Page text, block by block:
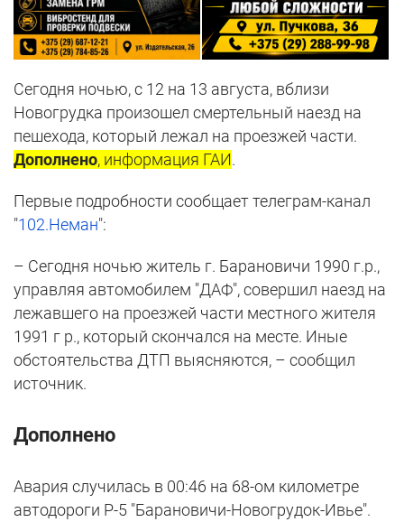
Сегодня ночью, с 12 на 13 августа, вблизи
Новогрудка произошел смертельный наезд на
пешехода, который лежал на проезжей части.
Дополнено, информация ГАИ.
Первые подробности сообщает телеграм-канал
"102.Неман":
– Сегодня ночью житель г. Барановичи 1990 г.р.,
управляя автомобилем "ДАФ", совершил наезд на
лежавшего на проезжей части местного жителя
1991 г р., который скончался на месте. Иные
обстоятельства ДТП выясняются, – сообщил
источник.
Дополнено
Авария случилась в 00:46 на 68-ом километре
автодороги Р-5 "Барановичи-Новогрудок-Ивье".